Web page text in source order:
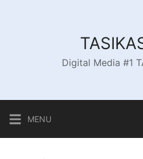
Digital Media #1
MENU